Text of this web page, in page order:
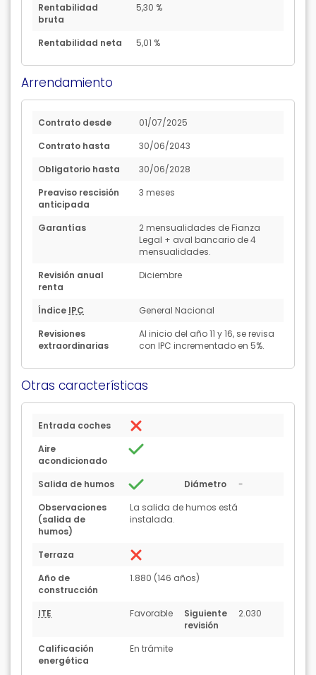
Rentabilidad
bruta
5,30 %
Rentabilidad neta 5,01 %
Arrendamiento
Contrato desde
01/07/2025
Contrato hasta
30/06/2043
Obligatorio hasta
30/06/2028
Preaviso rescisión
anticipada
3 meses
Garantías
2 mensualidades de Fianza
Legal + aval bancario de 4
mensualidades.
Revisión anual
renta
Diciembre
Índice IPC
General Nacional
Revisiones
extraordinarias
Al inicio del año 11 y 16, se revisa
con IPC incrementado en 5%.
Otras características
Entrada coches
Aire
acondicionado
Salida de humos
Diámetro
-
Observaciones
(salida de
humos)
La salida de humos está
instalada.
Terraza
Año de
construcción
1.880 (146 años)
ITE Favorable
Siguiente
revisión
2.030
Calificación
energética
En trámite